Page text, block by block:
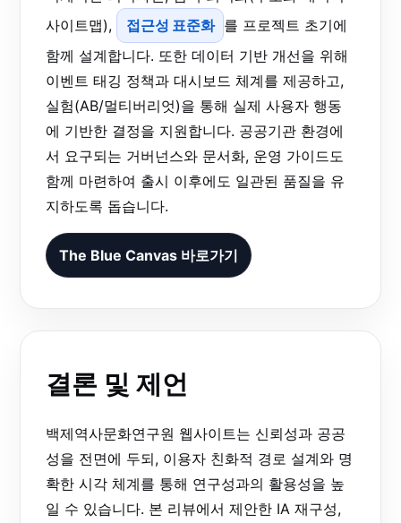
사이트맵),
접근성 표준화 를 프로젝트 초기에
함께 설계합니다. 또한 데이터 기반 개선을 위해
이벤트 태깅 정책과 대시보드 체계를 제공하고,
실험(AB/멀티버리엇)을 통해 실제 사용자 행동
에 기반한 결정을 지원합니다. 공공기관 환경에
서 요구되는 거버넌스와 문서화, 운영 가이드도
함께 마련하여 출시 이후에도 일관된 품질을 유
지하도록 돕습니다.
The Blue Canvas 바로가기
결론 및 제언
백제역사문화연구원 웹사이트는 신뢰성과 공공
성을 전면에 두되, 이용자 친화적 경로 설계와 명
확한 시각 체계를 통해 연구성과의 활용성을 높
일 수 있습니다. 본 리뷰에서 제안한 IA 재구성,